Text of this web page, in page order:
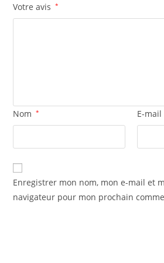
Votre avis *
Nom * E-mail
Enregistrer mon nom, mon e-mail et
navigateur pour mon prochain